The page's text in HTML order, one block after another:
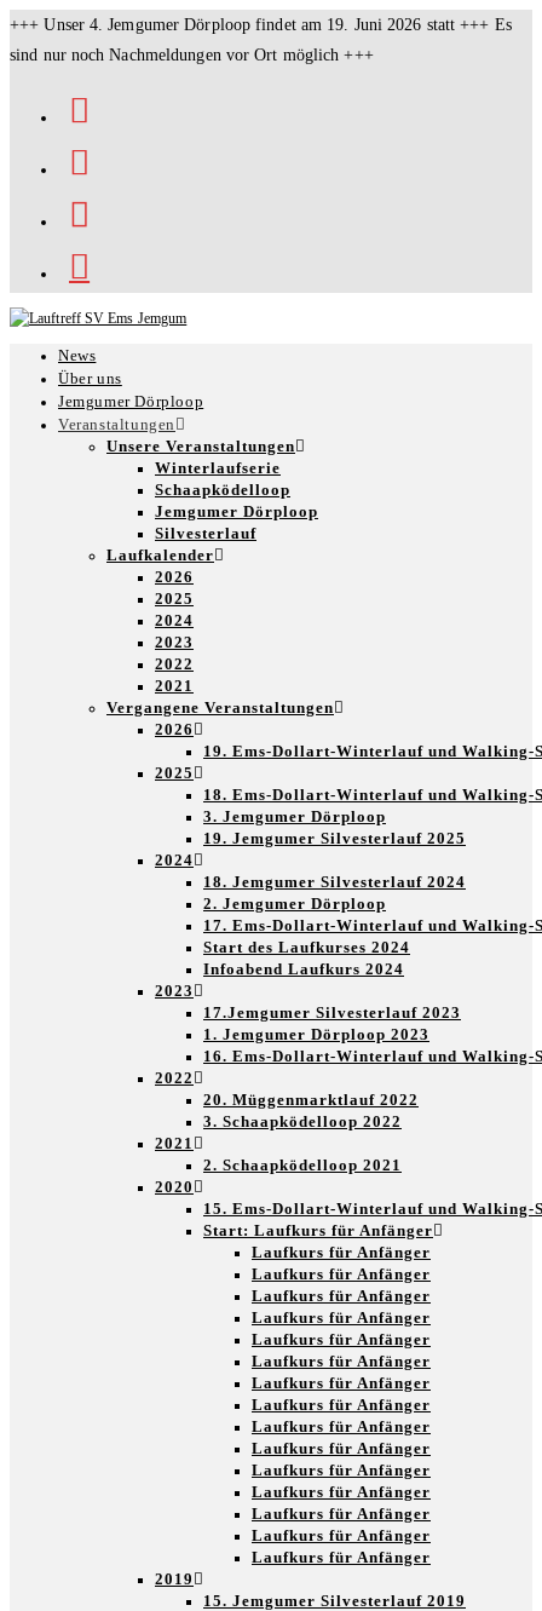
Zum
springen
+++ Unser 4. Jemgumer Dörploop findet am 19. Juni 2026 statt +++ Es
sind nur noch Nachmeldungen vor Ort möglich +++
News
Über uns
Jemgumer Dörploop
Veranstaltungen
Unsere Veranstaltungen
Winterlaufserie
Schaapködelloop
Jemgumer Dörploop
Silvesterlauf
Laufkalender
2026
2025
2024
2023
2022
2021
Vergangene Veranstaltungen
2026
19. Ems-Dollart-Winterlauf und Walking-
2025
18. Ems-Dollart-Winterlauf und Walking-
3. Jemgumer Dörploop
19. Jemgumer Silvesterlauf 2025
2024
18. Jemgumer Silvesterlauf 2024
2. Jemgumer Dörploop
17. Ems-Dollart-Winterlauf und Walking-
Start des Laufkurses 2024
Infoabend Laufkurs 2024
2023
17.Jemgumer Silvesterlauf 2023
1. Jemgumer Dörploop 2023
16. Ems-Dollart-Winterlauf und Walking-
2022
20. Müggenmarktlauf 2022
3. Schaapködelloop 2022
2021
2. Schaapködelloop 2021
2020
15. Ems-Dollart-Winterlauf und Walking-
Start: Laufkurs für Anfänger
Laufkurs für Anfänger
Laufkurs für Anfänger
Laufkurs für Anfänger
Laufkurs für Anfänger
Laufkurs für Anfänger
Laufkurs für Anfänger
Laufkurs für Anfänger
Laufkurs für Anfänger
Laufkurs für Anfänger
Laufkurs für Anfänger
Laufkurs für Anfänger
Laufkurs für Anfänger
Laufkurs für Anfänger
Laufkurs für Anfänger
Laufkurs für Anfänger
2019
15. Jemgumer Silvesterlauf 2019